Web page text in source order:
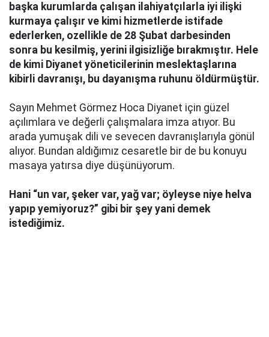
başka kurumlarda çalışan ilahiyatçılarla iyi ilişki
kurmaya çalışır ve kimi hizmetlerde istifade
ederlerken, ozellikle de 28 Şubat darbesinden
sonra bu kesilmiş, yerini ilgisizliğe bırakmıştır. Hele
de kimi Diyanet yöneticilerinin meslektaşlarına
kibirli davranışı, bu dayanışma ruhunu öldürmüştür.
Sayın Mehmet Görmez Hoca Diyanet için güzel
açılımlara ve değerli çalışmalara imza atıyor. Bu
arada yumuşak dili ve sevecen davranışlarıyla gönül
alıyor. Bundan aldığımız cesaretle bir de bu konuyu
masaya yatırsa diye düşünüyorum.
Hani “un var, şeker var, yağ var; öyleyse niye helva
yapıp yemiyoruz?” gibi bir şey yani demek
istediğimiz.